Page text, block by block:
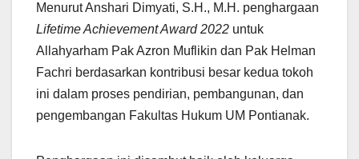
Menurut Anshari Dimyati, S.H., M.H. penghargaan
Lifetime Achievement Award 2022 untuk
Allahyarham Pak Azron Muflikin dan Pak Helman
Fachri berdasarkan kontribusi besar kedua tokoh
ini dalam proses pendirian, pembangunan, dan
pengembangan Fakultas Hukum UM Pontianak.